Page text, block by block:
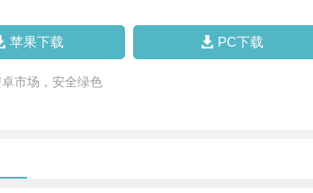
苹果下载 PC下载
市场，安全绿色